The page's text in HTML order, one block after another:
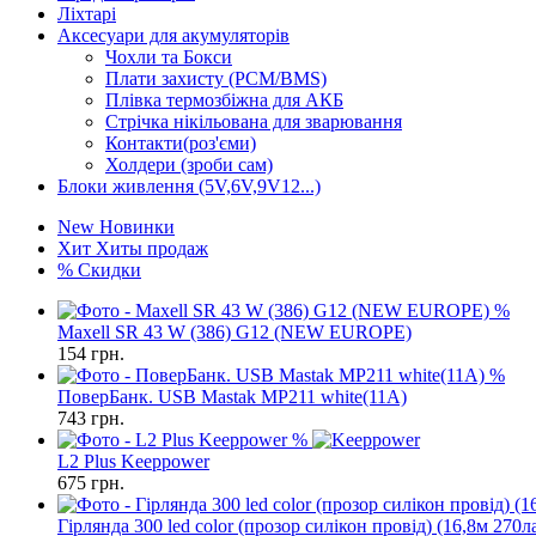
Ліхтарі
Аксесуари для акумуляторів
Чохли та Бокси
Плати захисту (PCM/BMS)
Плівка термозбіжна для АКБ
Стрічка нікільована для зварювання
Контакти(роз'єми)
Холдери (зроби сам)
Блоки живлення (5V,6V,9V12...)
New Новинки
Хит Хиты продаж
% Скидки
%
Maxell SR 43 W (386) G12 (NEW EUROPE)
154 грн.
%
ПоверБанк. USB Mastak MP211 white(11A)
743 грн.
%
L2 Plus Keeppower
675 грн.
Гірлянда 300 led color (прозор силікон провід) (16,8м